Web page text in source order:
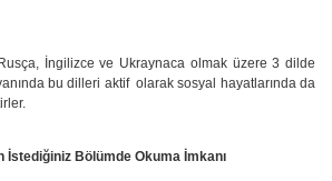
İngilizce ve Ukraynaca olmak üzere 3 dilde
bu dilleri aktif olarak sosyal hayatlarında da
İstediğiniz Bölümde Okuma İmkanı